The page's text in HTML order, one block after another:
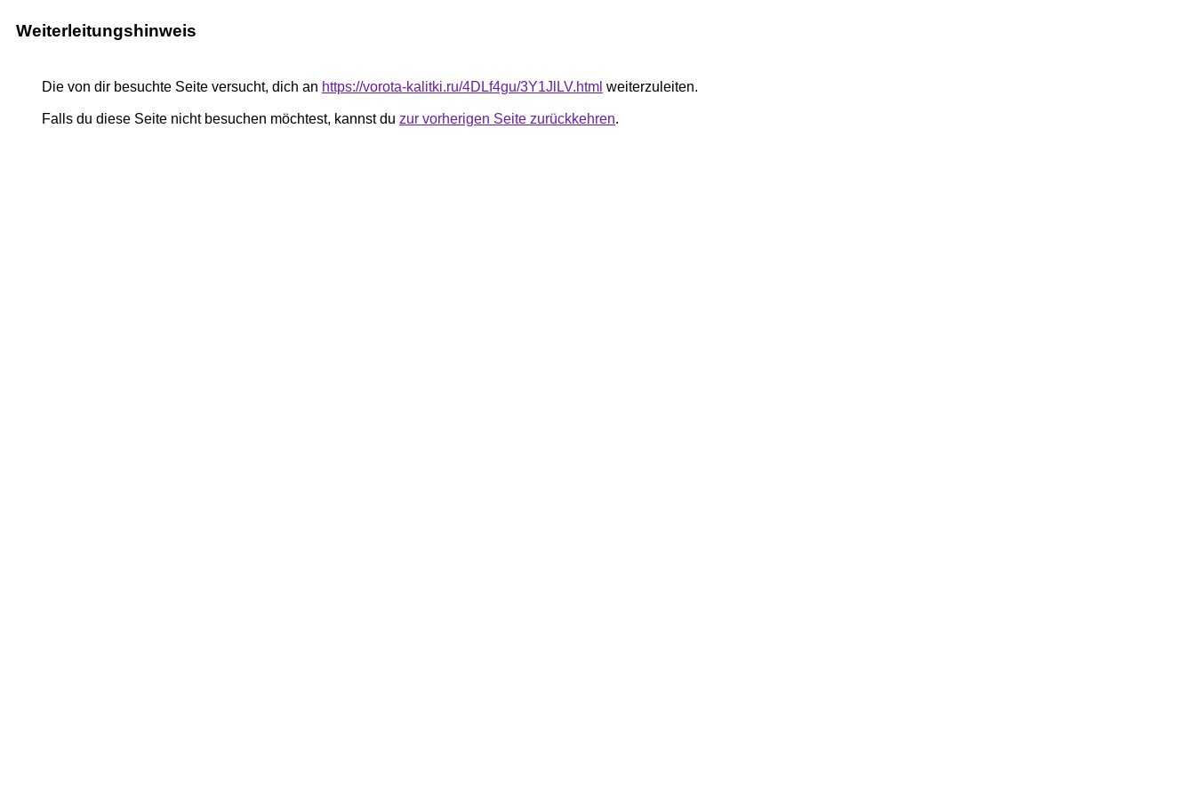
Weiterleitungshinweis
Die von dir besuchte Seite versucht, dich an https://vorota-kalitki.ru/4DLf4gu/3Y1JlLV.html weiterzuleiten.
Falls du diese Seite nicht besuchen möchtest, kannst du zur vorherigen Seite zurückkehren.